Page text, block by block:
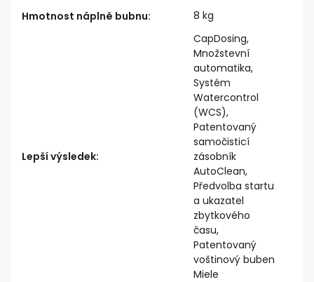
Hmotnost náplně bubnu: 8 kg
Lepší výsledek:
CapDosing,
Množstevní
automatika,
Systém
Watercontrol
(WCS),
Patentovaný
samočisticí
zásobník
AutoClean,
Předvolba startu
a ukazatel
zbytkového
času,
Patentovaný
voštinový buben
Miele